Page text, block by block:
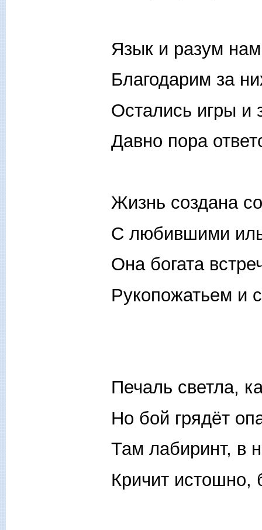
Язык и разум
Благодарим за
Остались игры и
Давно пора
Жизнь создана
С любившими
Она богата
Рукопожатьем и
Печаль светла,
Но бой грядёт
Там лабиринт, в
Кричит истошно,